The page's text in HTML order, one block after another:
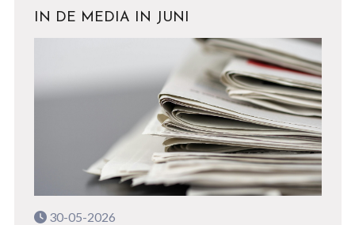
IN DE MEDIA IN JUNI
30-05-2026